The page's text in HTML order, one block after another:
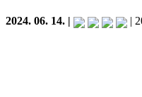
2024. 06. 14. | |